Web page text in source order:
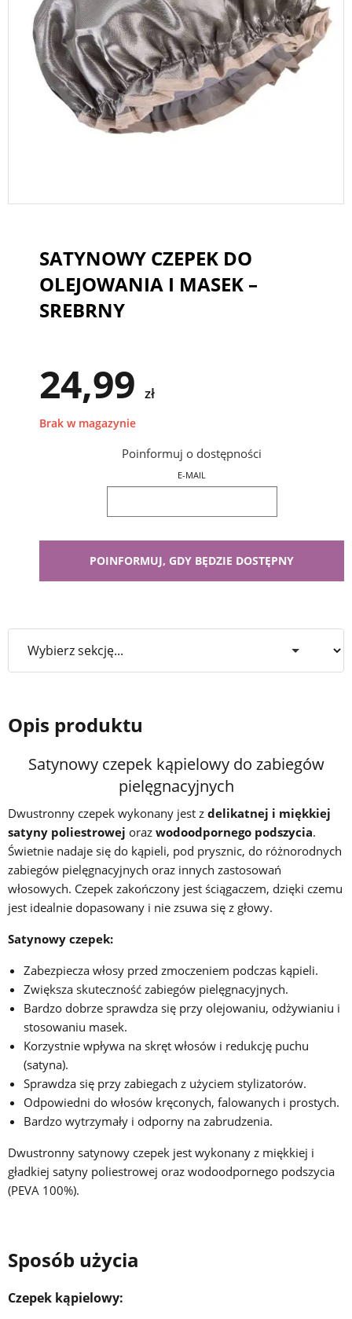
SATYNOWY CZEPEK DO
OLEJOWANIA I MASEK –
SREBRNY
24,99 zł
Brak w magazynie
Poinformuj o dostępności
E-MAIL
Opis produktu
Satynowy czepek kąpielowy do zabiegów
pielęgnacyjnych
Dwustronny czepek wykonany jest z delikatnej i miękkiej
satyny poliestrowej oraz wodoodpornego podszycia.
Świetnie nadaje się do kąpieli, pod prysznic, do różnorodnych
zabiegów pielęgnacyjnych oraz innych zastosowań
włosowych. Czepek zakończony jest ściągaczem, dzięki czemu
jest idealnie dopasowany i nie zsuwa się z głowy.
Satynowy czepek:
Zabezpiecza włosy przed zmoczeniem podczas kąpieli.
Zwiększa skuteczność zabiegów pielęgnacyjnych.
Bardzo dobrze sprawdza się przy olejowaniu, odżywianiu i
stosowaniu masek.
Korzystnie wpływa na skręt włosów i redukcję puchu
(satyna).
Sprawdza się przy zabiegach z użyciem stylizatorów.
Odpowiedni do włosów kręconych, falowanych i prostych.
Bardzo wytrzymały i odporny na zabrudzenia.
Dwustronny satynowy czepek jest wykonany z miękkiej i
gładkiej satyny poliestrowej oraz wodoodpornego podszycia
(PEVA 100%).
Sposób użycia
Czepek kąpielowy: